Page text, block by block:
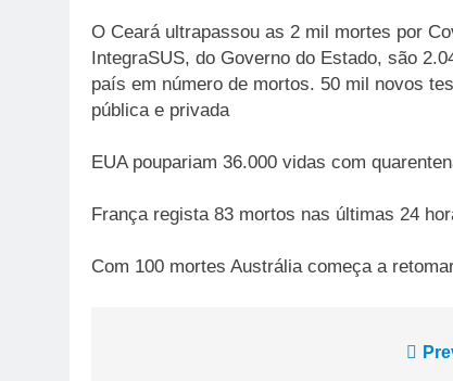
O Ceará ultrapassou as 2 mil mortes por
IntegraSUS, do Governo do Estado, são
país em número de mortos. 50 mil novos
pública e privada
EUA poupariam 36.000 vidas com
França regista 83 mortos nas últimas 24
Com 100 mortes Austrália começa a